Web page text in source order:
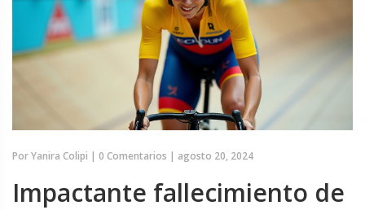
PorYanira Colipi | 0 Comentarios | agosto 20, 2024
Impactante fallecimiento de